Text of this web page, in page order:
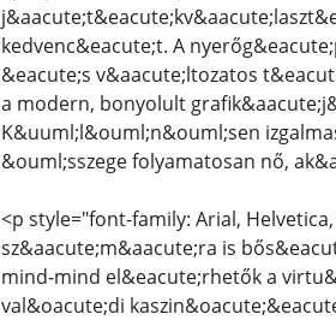
kedvenc&eacute;t. A
&eacute;s v&aacute;ltozatos
a modern, bonyolult
K&uuml;l&ouml;n&ouml;sen
&ouml;sszege folyamatosan nő,
<p style="font-family: Arial,
sz&aacute;m&aacute;ra is
mind-mind el&eacute;rhetők a
val&oacute;di